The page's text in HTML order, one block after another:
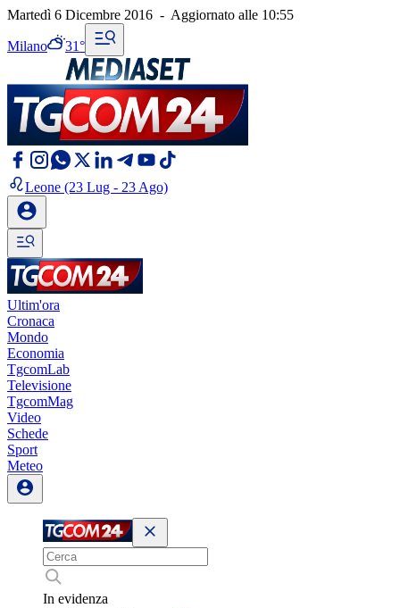
Martedì 6 Dicembre 2016 - Aggiornato alle 10:55
Milano 31°
Leone (23 Lug - 23 Ago)
Ultim'ora
Cronaca
Mondo
Economia
TgcomLab
Televisione
TgcomMag
Video
Schede
Sport
Meteo
In evidenza